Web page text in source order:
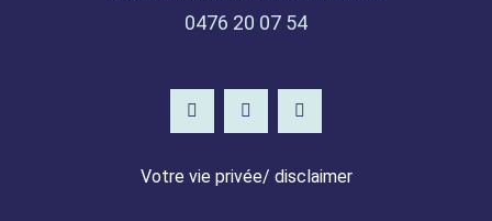
0476 20 07 54
Votre vie privée/ disclaimer